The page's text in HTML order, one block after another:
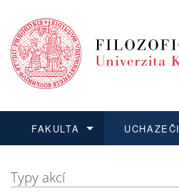
FAKULTA UCHAZEČI
Typy akcí